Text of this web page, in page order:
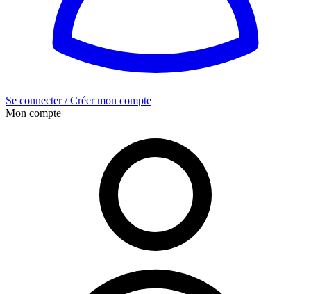
Se connecter / Créer mon compte
Mon compte